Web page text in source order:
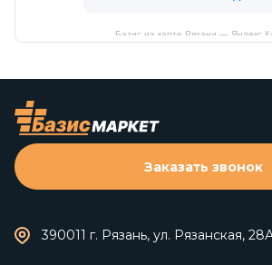
Базис на карте Рязани — Яндекс
390011 г. Рязань, ул. Рязанская,
Заказать звонок